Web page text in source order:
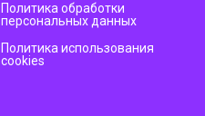
Политика обработки
персональных данных
Политика использования
cookies